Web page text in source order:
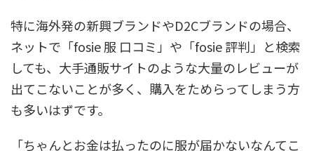
特に海外発の新興ブランドやD2Cブランドの場合、
ネットで「fosie 服 口コミ」や「fosie 評判」と検索
しても、大手通販サイトのような大量のレビューが
出てこないことが多く、購入をためらってしまう方
も多いはずです。
「ちゃんとお金は払ったのに服が届かないなんてこ